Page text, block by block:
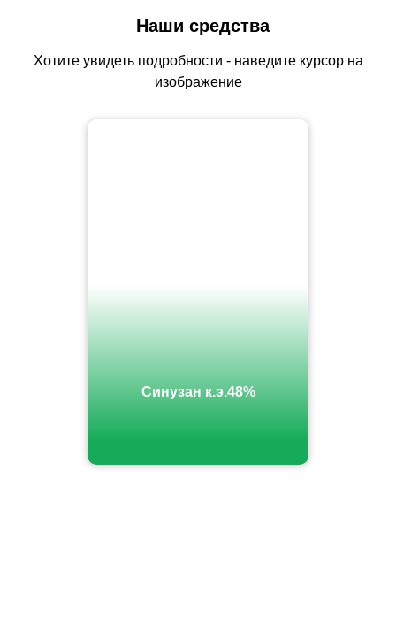
Наши средства
Хотите увидеть подробности - наведите курсор на
изображение
Синузан к.э.48%